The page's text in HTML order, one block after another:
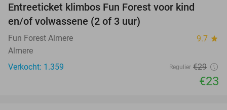
Entreeticket klimbos Fun Forest voor kind
en/of volwassene (2 of 3 uur)
Fun Forest Almere 9.7 star
Almere
Verkocht: 1.359
Regulier €29
€23